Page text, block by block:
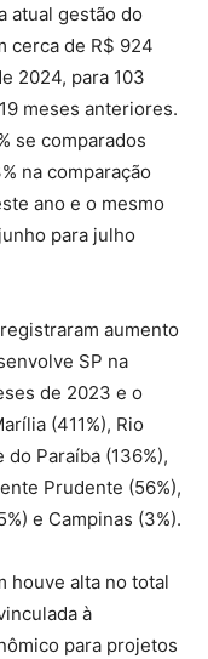
atual gestão do
cerca de R$ 924
2024, para 103
meses anteriores.
se comparados
na comparação
ano e o mesmo
para julho
aumento
SP na
de 2023 e o
(411%), Rio
do Paraíba (136%),
Prudente (56%),
e Campinas (3%).
houve alta no total
à
para projetos